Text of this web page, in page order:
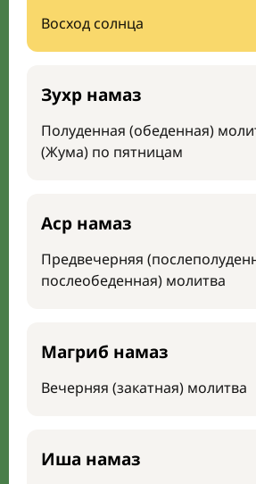
Восход солнца
Зухр намаз
Полуденная (обеденная)
(Жума) по пятницам
Аср намаз
Предвечерняя
послеобеденная) молитва
Магриб намаз
Вечерняя (закатная) молитва
Иша намаз